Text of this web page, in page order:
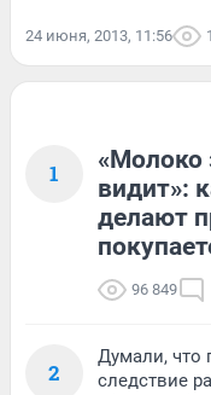
24 июня, 2013, 11:56
1
«Молоко
видит»:
делают
96 849
2
Думали, что
следствие